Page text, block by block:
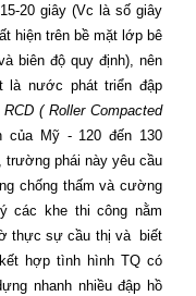
20 giây (Vc là số giây
hiện trên bề mặt lớp bê
biên độ quy định), nên
là nước phát triển đập
RCD ( Roller Compacted
của Mỹ - 120 đến 130
trường phái này yêu cầu
chống thấm và cường
các khe thi công nằm
thực sự cầu thị và biết
hợp tình hình TQ có
nhanh nhiều đập hồ